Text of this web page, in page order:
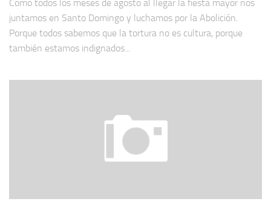
Como todos los meses de agosto al llegar la fiesta mayor nos
juntamos en Santo Domingo y luchamos por la Abolición.
Porque todos sabemos que la tortura no es cultura, porque
también estamos indignados...